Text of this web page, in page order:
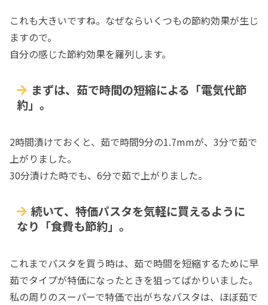
これも大きいですね。なぜならいくつもの節約効果が生じ
ますので。
自分の感じた節約効果を羅列します。
まずは、茹で時間の短縮による「電気代節
約」。
2時間漬けておくと、茹で時間9分の1.7mmが、3分で茹で
上がりました。
30分漬けた時でも、6分で茹で上がりました。
続いて、特価パスタを気軽に買えるように
なり「食費も節約」。
これまでパスタを買う時は、茹で時間を短縮するために早
茹でタイプが特価になったときを狙ってばかりいました。
私の周りのスーパーで特価で出がちなパスタは、ほぼ茹で